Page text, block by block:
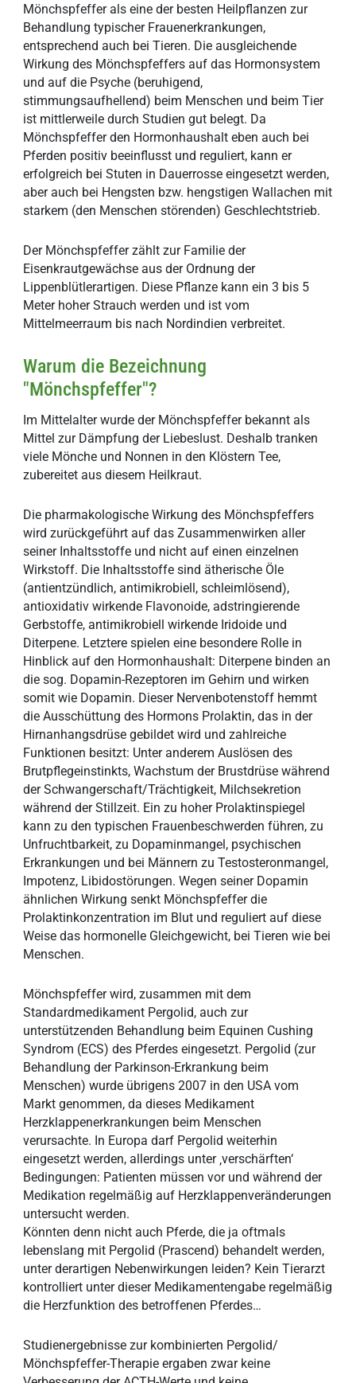
Mönchspfeffer als eine der besten Heilpflanzen zur
Behandlung typischer Frauenerkrankungen,
entsprechend auch bei Tieren. Die ausgleichende
Wirkung des Mönchspfeffers auf das Hormonsystem
und auf die Psyche (beruhigend,
stimmungsaufhellend) beim Menschen und beim Tier
ist mittlerweile durch Studien gut belegt. Da
Mönchspfeffer den Hormonhaushalt eben auch bei
Pferden positiv beeinflusst und reguliert, kann er
erfolgreich bei Stuten in Dauerrosse eingesetzt werden,
aber auch bei Hengsten bzw. hengstigen Wallachen mit
starkem (den Menschen störenden) Geschlechtstrieb.
Der Mönchspfeffer zählt zur Familie der
Eisenkrautgewächse aus der Ordnung der
Lippenblütlerartigen. Diese Pflanze kann ein 3 bis 5
Meter hoher Strauch werden und ist vom
Mittelmeerraum bis nach Nordindien verbreitet.
Warum die Bezeichnung
"Mönchspfeffer"?
Im Mittelalter wurde der Mönchspfeffer bekannt als
Mittel zur Dämpfung der Liebeslust. Deshalb tranken
viele Mönche und Nonnen in den Klöstern Tee,
zubereitet aus diesem Heilkraut.
Die pharmakologische Wirkung des Mönchspfeffers
wird zurückgeführt auf das Zusammenwirken aller
seiner Inhaltsstoffe und nicht auf einen einzelnen
Wirkstoff. Die Inhaltsstoffe sind ätherische Öle
(antientzündlich, antimikrobiell, schleimlösend),
antioxidativ wirkende Flavonoide, adstringierende
Gerbstoffe, antimikrobiell wirkende Iridoide und
Diterpene. Letztere spielen eine besondere Rolle in
Hinblick auf den Hormonhaushalt: Diterpene binden an
die sog. Dopamin-Rezeptoren im Gehirn und wirken
somit wie Dopamin. Dieser Nervenbotenstoff hemmt
die Ausschüttung des Hormons Prolaktin, das in der
Hirnanhangsdrüse gebildet wird und zahlreiche
Funktionen besitzt: Unter anderem Auslösen des
Brutpflegeinstinkts, Wachstum der Brustdrüse während
der Schwangerschaft/Trächtigkeit, Milchsekretion
während der Stillzeit. Ein zu hoher Prolaktinspiegel
kann zu den typischen Frauenbeschwerden führen, zu
Unfruchtbarkeit, zu Dopaminmangel, psychischen
Erkrankungen und bei Männern zu Testosteronmangel,
Impotenz, Libidostörungen. Wegen seiner Dopamin
ähnlichen Wirkung senkt Mönchspfeffer die
Prolaktinkonzentration im Blut und reguliert auf diese
Weise das hormonelle Gleichgewicht, bei Tieren wie bei
Menschen.
Mönchspfeffer wird, zusammen mit dem
Standardmedikament Pergolid, auch zur
unterstützenden Behandlung beim Equinen Cushing
Syndrom (ECS) des Pferdes eingesetzt. Pergolid (zur
Behandlung der Parkinson-Erkrankung beim
Menschen) wurde übrigens 2007 in den USA vom
Markt genommen, da dieses Medikament
Herzklappenerkrankungen beim Menschen
verursachte. In Europa darf Pergolid weiterhin
eingesetzt werden, allerdings unter ‚verschärften‘
Bedingungen: Patienten müssen vor und während der
Medikation regelmäßig auf Herzklappenveränderungen
untersucht werden.
Könnten denn nicht auch Pferde, die ja oftmals
lebenslang mit Pergolid (Prascend) behandelt werden,
unter derartigen Nebenwirkungen leiden? Kein Tierarzt
kontrolliert unter dieser Medikamentengabe regelmäßig
die Herzfunktion des betroffenen Pferdes…
Studienergebnisse zur kombinierten Pergolid/
Mönchspfeffer-Therapie ergaben zwar keine